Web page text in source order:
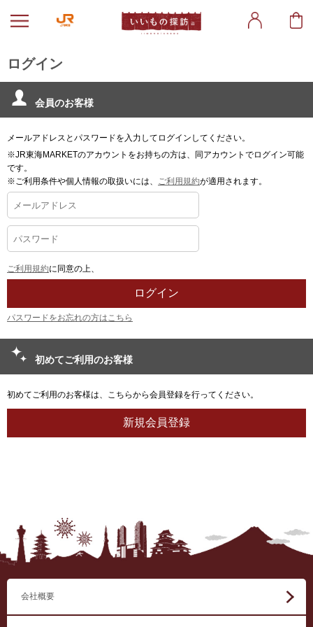
ログイン
会員のお客様
メールアドレスとパスワードを入力してログインしてください。
※JR東海MARKETのアカウントをお持ちの方は、同アカウントでログイン可能
です。
※ご利用条件や個人情報の取扱いには、 ご利用規約が適用されます。
ご利用規約に同意の上、
パスワードをお忘れの方はこちら
初めてご利用のお客様
初めてご利用のお客様は、こちらから会員登録を行ってください。
会社概要